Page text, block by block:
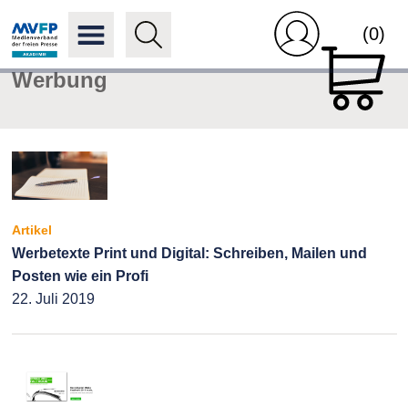
(0)
Werbung
Artikel
Werbetexte Print und Digital: Schreiben, Mailen und
Posten wie ein Profi
22. Juli 2019